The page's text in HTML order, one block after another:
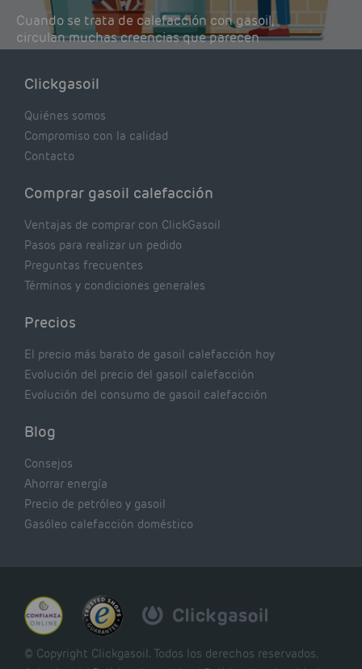
Cuando se trata de calefacción con gasoil,
circulan muchas creencias que parecen
lógicas pero que, en realidad, pueden estar
de tu caldera. Pocas se contrastan con lo que
Clickgasoil
Quiénes somos
Compromiso con la calidad
Contacto
Comprar gasoil calefacción
Ventajas de comprar con ClickGasoil
Pasos para realizar un pedido
Preguntas frecuentes
Términos y condiciones generales
Precios
El precio más barato de gasoil calefacción hoy
Evolución del precio del gasoil calefacción
Evolución del consumo de gasoil calefacción
Blog
Consejos
Ahorrar energía
Precio de petróleo y gasoil
Gasóleo calefacción doméstico
© Copyright Clickgasoil. Todos los derechos reservados.